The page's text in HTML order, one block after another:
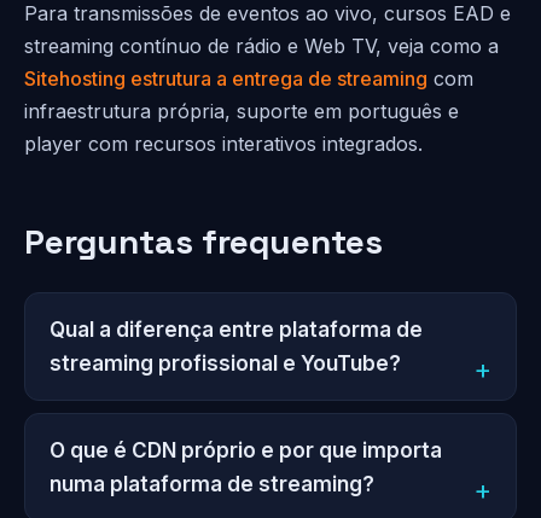
Para transmissões de eventos ao vivo, cursos EAD e
streaming contínuo de rádio e Web TV, veja como a
Sitehosting estrutura a entrega de streaming com
infraestrutura própria, suporte em português e
player com recursos interativos integrados.
Perguntas frequentes
Qual a diferença entre plataforma de
streaming profissional e YouTube?
O que é CDN próprio e por que importa
numa plataforma de streaming?